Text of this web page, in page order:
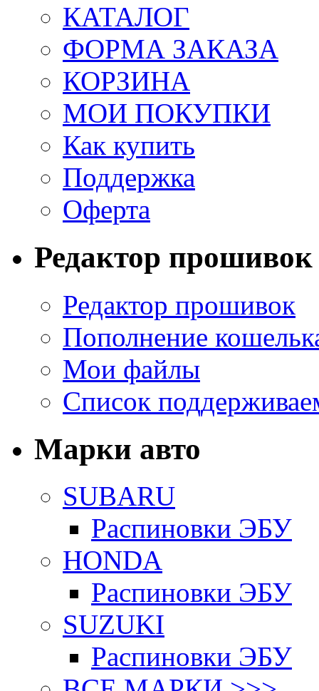
КАТАЛОГ
ФОРМА ЗАКАЗА
КОРЗИНА
МОИ ПОКУПКИ
Как купить
Поддержка
Оферта
Редактор прошивок
Редактор прошивок
Пополнение
Мои файлы
Список
Марки авто
SUBARU
Распиновки ЭБУ
HONDA
Распиновки ЭБУ
SUZUKI
Распиновки ЭБУ